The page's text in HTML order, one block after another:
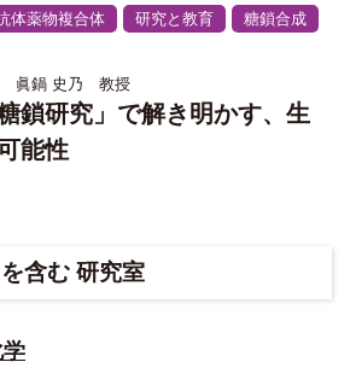
体薬物複合体 研究と教育
糖鎖合成
眞鍋 史乃 教授
鎖研究」で解き明かす、生
能性
を含む 研究室